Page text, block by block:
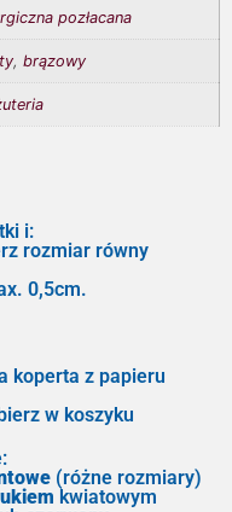
pozłacana
, brązowy
i:
rozmiar równy
0,5cm.
koperta z papieru
w koszyku
(różne rozmiary)
kwiatowym